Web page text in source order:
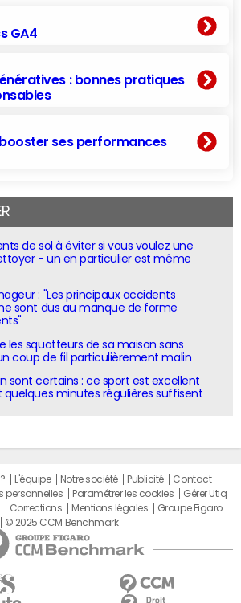
GA4
: bonnes pratiques
ses performances
de sol à éviter si vous voulez une
- un en particulier est même
: "Les principaux accidents
sont dus au manque de forme
les squatteurs de sa maison sans
coup de fil particulièrement malin
sont certains : ce sport est excellent
quelques minutes régulières suffisent
L'équipe Notre société Publicité
Contact
personnelles Paramétrer les cookies
Gérer Utiq
Corrections Mentions légales
Groupe Figaro
© 2025 CCM Benchmark